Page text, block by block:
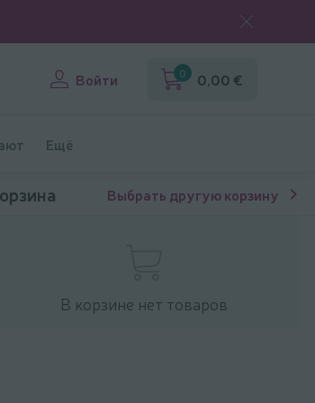
Войти 0 0,00 €
Ещё
Выбрать другую корзину
В корзине нет товаров